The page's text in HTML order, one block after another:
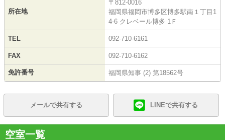
所在地
〒812-0016
福岡県福岡市博多区博多駅南１丁目1
4-6 クレベール博多 1Ｆ
TEL 092-710-6161
FAX 092-710-6162
免許番号 福岡県知事 (2) 第18562号
メールで共有する LINEで共有する
空室一覧